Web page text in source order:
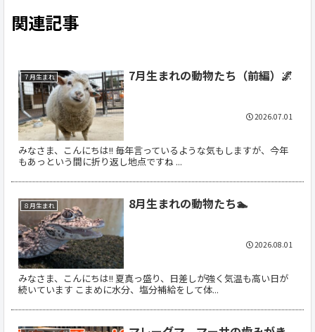
関連記事
７月生まれ 7月生まれの動物たち（前編）🌌
みなさま、こんにちは!! 毎年言っているような気もしますが、今年
もあっという間に折り返し地点ですね ...
2026.07.01
８月生まれ 8月生まれの動物たち🏊
みなさま、こんにちは!! 夏真っ盛り、日差しが強く気温も高い日が
続いています こまめに水分、塩分補給をして体...
2026.08.01